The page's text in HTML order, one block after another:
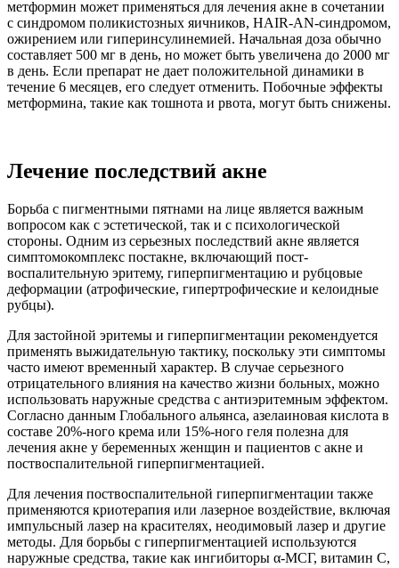
метформин может применяться для лечения акне в сочетании
с синдромом поликистозных яичников, HAIR-AN-синдромом,
ожирением или гиперинсулинемией. Начальная доза обычно
составляет 500 мг в день, но может быть увеличена до 2000 мг
в день. Если препарат не дает положительной динамики в
течение 6 месяцев, его следует отменить. Побочные эффекты
метформина, такие как тошнота и рвота, могут быть снижены.
Лечение последствий акне
Борьба с пигментными пятнами на лице является важным
вопросом как с эстетической, так и с психологической
стороны. Одним из серьезных последствий акне является
симптомокомплекс постакне, включающий пост-
воспалительную эритему, гиперпигментацию и рубцовые
деформации (атрофические, гипертрофические и келоидные
рубцы).
Для застойной эритемы и гиперпигментации рекомендуется
применять выжидательную тактику, поскольку эти симптомы
часто имеют временный характер. В случае серьезного
отрицательного влияния на качество жизни больных, можно
использовать наружные средства с антиэритемным эффектом.
Согласно данным Глобального альянса, азелаиновая кислота в
составе 20%-ного крема или 15%-ного геля полезна для
лечения акне у беременных женщин и пациентов с акне и
поствоспалительной гиперпигментацией.
Для лечения поствоспалительной гиперпигментации также
применяются криотерапия или лазерное воздействие, включая
импульсный лазер на красителях, неодимовый лазер и другие
методы. Для борьбы с гиперпигментацией используются
наружные средства, такие как ингибиторы α-МСГ, витамин С,